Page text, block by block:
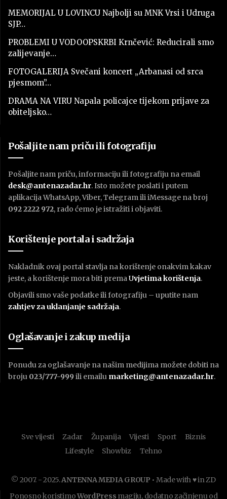
MEMORIJAL U LOVINCU Najbolji su MNK Vrsi i Udruga
SJP…
PROBLEMI U VODOOPSKRBI Krnčević: Reducirali smo
zalijevanje…
FOTOGALERIJA Svečani koncert „Arbanasi od srca
pjesmom”…
DRAMA NA VIRU Napala policajce tijekom prijave za
obiteljsko…
Pošaljite nam priču ili fotografiju
Pošaljite nam priču, informaciju ili fotografiju na email
desk@antenazadar.hr. Isto možete poslati i putem
aplikacija WhatsApp, Viber, Telegram ili iMessage na broj
092 2222 972, rado ćemo je istražiti i objaviti.
Korištenje portala i sadržaja
Nakladnik ovaj portal stavlja na korištenje onakvim kakav
jeste, a korištenje mora biti premaUvjetima korištenja.
Objavili smo vaše podatke ili fotografiju – uputite nam
zahtjev za uklanjanje sadržaja.
Oglašavanje i zakup medija
Ponudu za oglašavanje na našim medijima možete dobiti na
broju 023/777-999 ili emailu marketing@antenazadar.hr.
Sve vijesti Zadar Županija Vijesti Sport
Biznis
Lifestyle
Showbiz Tehno
© 2007. - 2025.ANTENNA MEDIA GROUP • Made with ♥ in ZD
Ponosno koristimoWordPress magiju, dodatno začinjenu od